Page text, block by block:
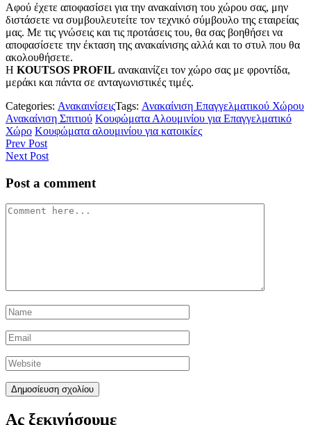
Αφού έχετε αποφασίσει για την ανακαίνιση του χώρου σας, μην
διστάσετε να συμβουλευτείτε τον τεχνικό σύμβουλο της εταιρείας
μας. Με τις γνώσεις και τις προτάσεις του, θα σας βοηθήσει να
αποφασίσετε την έκταση της ανακαίνισης αλλά και το στυλ που θα
ακολουθήσετε.
Η KOUTSOS PROFIL ανακαινίζει τον χώρο σας με φροντίδα,
μεράκι και πάντα σε ανταγωνιστικές τιμές.
Categories: ΑνακαινίσειςTags: Ανακαίνιση Επαγγελματικού Χώρου
Ανακαίνιση Σπιτιού Κουφώματα Αλουμινίου για Επαγγελματικό
Χώρο Κουφώματα αλουμινίου για κατοικίες
Prev Post
Next Post
Post a comment
Ας ξεκινήσουμε